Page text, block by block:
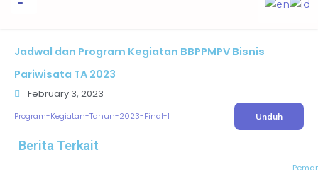
Jadwal dan Program Kegiatan BBPPMPV Bisnis
Pariwisata TA 2023
February 3, 2023
Program-Kegiatan-Tahun-2023-Final-1 Unduh
Berita Terkait